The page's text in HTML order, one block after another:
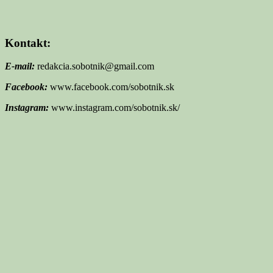
Kontakt:
E-mail: redakcia.sobotnik@gmail.com
Facebook: www.facebook.com/sobotnik.sk
Instagram: www.instagram.com/sobotnik.sk/